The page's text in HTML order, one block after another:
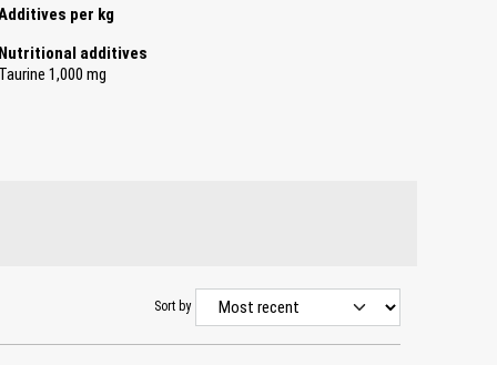
per kg
additives
1,000 mg
Sort by